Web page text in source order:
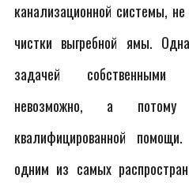
канализационной системы,
чистки выгребной ямы.
задачей собственными
невозможно, а
квалифицированной
одним из самых